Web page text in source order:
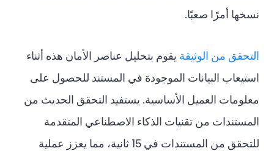
نسخها أمرًا صعبًا.
التحقق من الوثيقة يقوم بتحليل عناصر الأمان هذه أثناء
استيعاب البيانات الموجودة في المستند للحصول على
معلومات العميل الأساسية. يستفيد التحقق الحديث من
المستندات من تقنيات الذكاء الاصطناعي المتقدمة
للتحقق من المستندات في 15 ثانية، مما يعزز عملية